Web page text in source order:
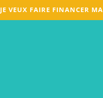
JE VEUX FAIRE FINANCER